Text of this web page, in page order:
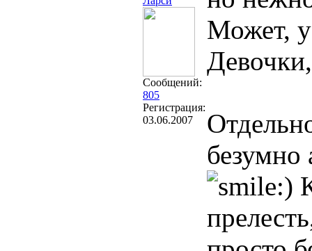
Сообщений:
805
Регистрация:
03.06.2007
Может, у
безумно